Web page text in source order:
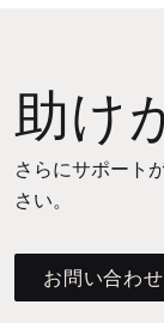
助け
さらにサポート
さい。
お問い合わせ